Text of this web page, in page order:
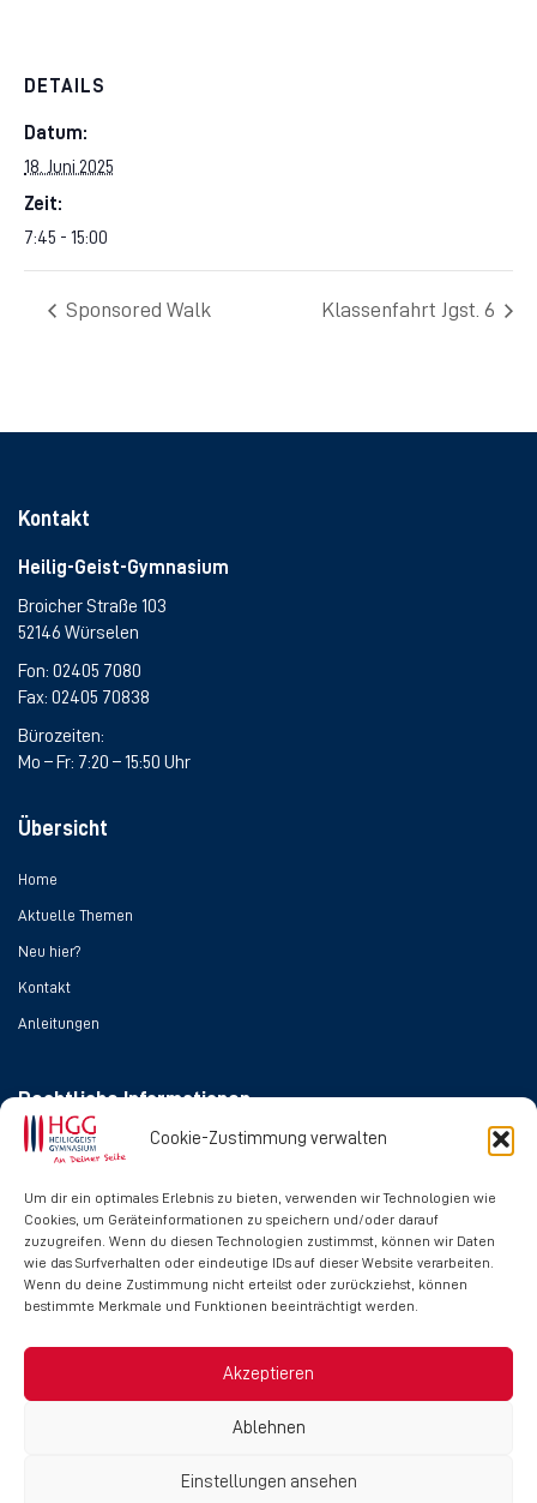
Cookie-Zustimmung verwalten
Um dir ein optimales Erlebnis zu bieten, verwenden wir Technologien wie
Cookies, um Geräteinformationen zu speichern und/oder darauf
zuzugreifen. Wenn du diesen Technologien zustimmst, können wir Daten
wie das Surfverhalten oder eindeutige IDs auf dieser Website verarbeiten.
Wenn du deine Zustimmung nicht erteilst oder zurückziehst, können
bestimmte Merkmale und Funktionen beeinträchtigt werden.
Akzeptieren
Ablehnen
Einstellungen ansehen
DETAILS
Datum:
18. Juni 2025
Zeit:
7:45 - 15:00
Sponsored Walk Klassenfahrt Jgst. 6
Kontakt
Heilig-Geist-Gymnasium
Broicher Straße 103
52146 Würselen
Fon: 02405 7080
Fax: 02405 70838
Bürozeiten:
Mo – Fr: 7:20 – 15:50 Uhr
Übersicht
Home
Aktuelle Themen
Neu hier?
Kontakt
Anleitungen
Rechtliche Informationen
Impressum
Cookie-Richtlinie
Social Media